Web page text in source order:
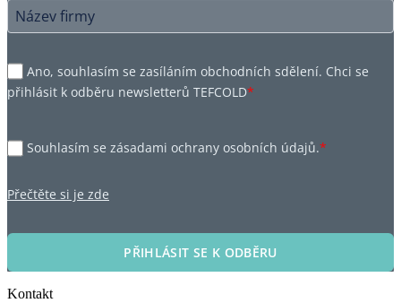
Ano, souhlasím se zasíláním obchodních sdělení. Chci se
přihlásit k odběru newsletterů TEFCOLD*
Souhlasím se zásadami ochrany osobních údajů.*
Přečtěte si je zde
PŘIHLÁSIT SE K ODBĚRU
Kontakt